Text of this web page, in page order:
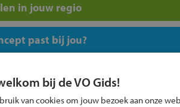
in jouw regio
past bij jou?
bij de VO Gids!
van cookies om jouw bezoek aan onze